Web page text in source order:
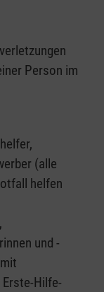
Person im
(alle
helfen
und -
Hilfe-